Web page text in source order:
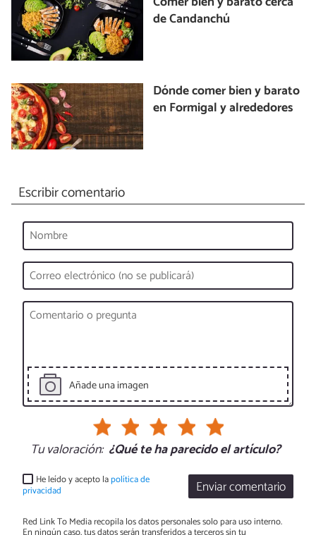
de Candanchú
Dónde comer bien y barato
en Formigal y alrededores
Escribir comentario
Añade una imagen
Tu valoración: ¿Qué te ha parecido el artículo?
Enviar comentario
He leído y acepto lapolítica de
privacidad
Red Link To Media recopila los datos personales solo para uso interno.